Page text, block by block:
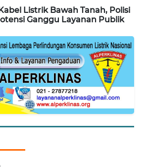
Listrik Bawah Tanah, Polisi
Ganggu Layanan Publik